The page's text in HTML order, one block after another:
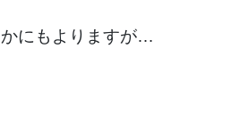
にもよりますが…